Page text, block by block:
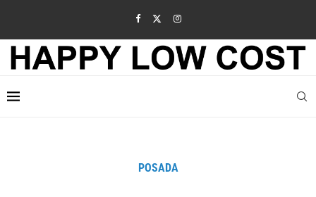
POSADA